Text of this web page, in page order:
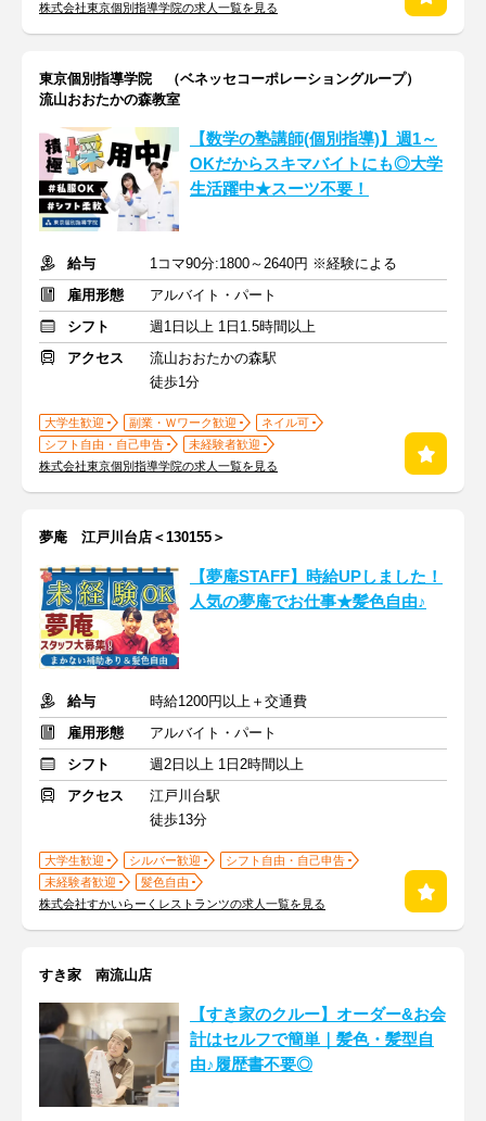
株式会社東京個別指導学院の求人一覧を見る
東京個別指導学院 （ベネッセコーポレーショングループ）
流山おおたかの森教室
【数学の塾講師(個別指導)】週1～
OKだからスキマバイトにも◎大学
生活躍中★スーツ不要！
給与
1コマ90分:1800～2640円 ※経験による
雇用形態
アルバイト・パート
シフト
週1日以上 1日1.5時間以上
アクセス
流山おおたかの森駅
徒歩1分
大学生歓迎 副業・Ｗワーク歓迎
ネイル可
シフト自由・自己申告
未経験者歓迎
株式会社東京個別指導学院の求人一覧を見る
夢庵 江戸川台店＜130155＞
【夢庵STAFF】時給UPしました！
人気の夢庵でお仕事★髪色自由♪
給与
時給1200円以上＋交通費
雇用形態
アルバイト・パート
シフト
週2日以上 1日2時間以上
アクセス
江戸川台駅
徒歩13分
大学生歓迎 シルバー歓迎
シフト自由・自己申告
未経験者歓迎
髪色自由
株式会社すかいらーくレストランツの求人一覧を見る
すき家 南流山店
【すき家のクルー】オーダー&お会
計はセルフで簡単｜髪色・髪型自
由♪履歴書不要◎